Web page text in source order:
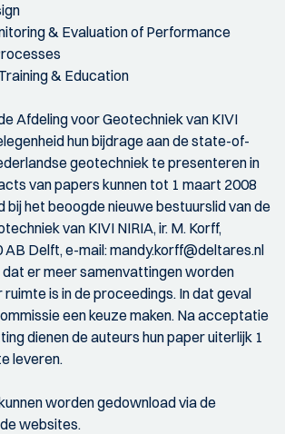
& Evaluation of Performance
& Education
Afdeling voor Geotechniek van KIVI
hun bijdrage aan de state-of-
geotechniek te presenteren in
van papers kunnen tot 1 maart 2008
bij het beoogde nieuwe bestuurslid van de
van KIVI NIRIA, ir. M. Korff,
AB Delft, e-mail: mandy.korff@deltares.nl
er meer samenvattingen worden
is in de proceedings. In dat geval
een keuze maken. Na acceptatie
dienen de auteurs hun paper uiterlijk 1
leveren.
worden gedownload via de
websites.